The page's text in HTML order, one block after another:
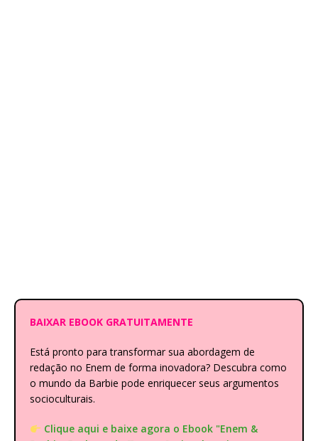
BAIXAR EBOOK GRATUITAMENTE
Está pronto para transformar sua abordagem de
redação no Enem de forma inovadora? Descubra como
o mundo da Barbie pode enriquecer seus argumentos
socioculturais.
Clique aqui e baixe agora o Ebook "Enem &